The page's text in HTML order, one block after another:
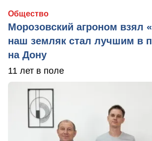
Общество
Морозовский агроном взял
наш земляк стал лучшим в
на Дону
11 лет в поле